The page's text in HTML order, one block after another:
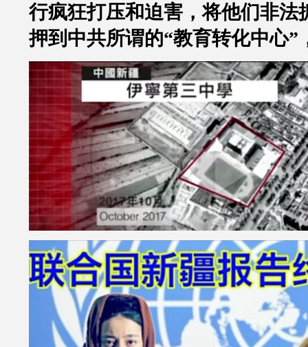
行疯狂打压和迫害，将他们非法
押到中共所谓的“教育转化中心”